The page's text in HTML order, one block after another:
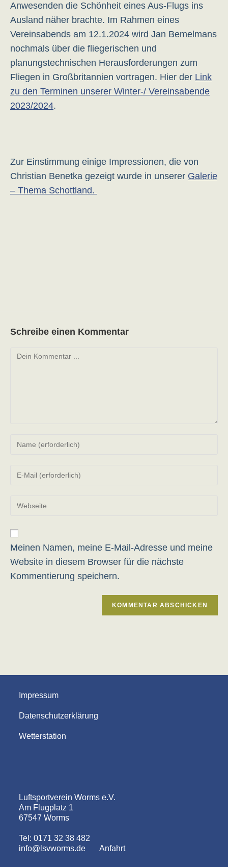
Anwesenden die Schönheit eines Aus-Flugs ins
Ausland näher brachte. Im Rahmen eines
Vereinsabends am 12.1.2024 wird Jan Bemelmans
nochmals über die fliegerischen und
planungstechnischen Herausforderungen zum
Fliegen in Großbritannien vortragen. Hier der Link
zu den Terminen unserer Winter-/ Vereinsabende
2023/2024.
Zur Einstimmung einige Impressionen, die von
Christian Benetka gezeigt wurde in unserer Galerie
– Thema Schottland.
Schreibe einen Kommentar
Kommentieren
oder
Kommentieren
Mail-
Kommentieren
ein
ein
(optional)
Meinen Namen, meine E-Mail-Adresse und meine
Website in diesem Browser für die nächste
Kommentierung speichern.
Impressum
Datenschutzerklärung
Wetterstation
Luftsportverein Worms e.V.
Am Flugplatz 1
67547 Worms
Tel: 0171 32 38 482
info@lsvworms.de
Anfahrt